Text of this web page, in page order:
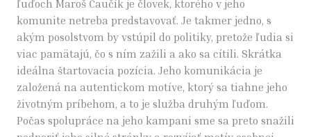
ľuďoch Maroš Čaučík je človek, ktorého v jeho
komunite netreba predstavovať. Je takmer jedno, s
akým posolstvom by vstúpil do politiky, pretože ľudia si
viac pamätajú, čo s ním zažili a ako sa cítili. Skrátka
ideálna štartovacia pozícia. Jeho komunikácia je
založená na autentickom motíve, ktorý sa tiahne jeho
životným príbehom, a to je služba druhým ľuďom.
Počas spolupráce na jeho kampani sme sa preto snažili